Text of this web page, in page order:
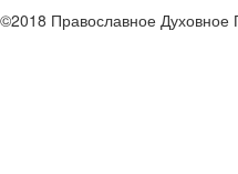
©2018 Православное